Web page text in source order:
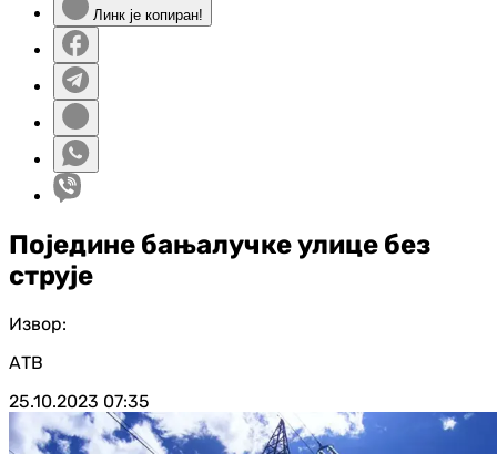
Линк је копиран!
Поједине бањалучке улице без
струје
Извор:
АТВ
25.10.2023 07:35